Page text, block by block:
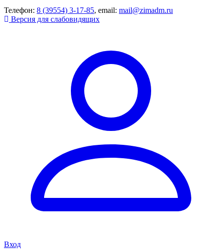
Телефон: 8 (39554) 3-17-85, email: mail@zimadm.ru
Версия для слабовидящих
Вход